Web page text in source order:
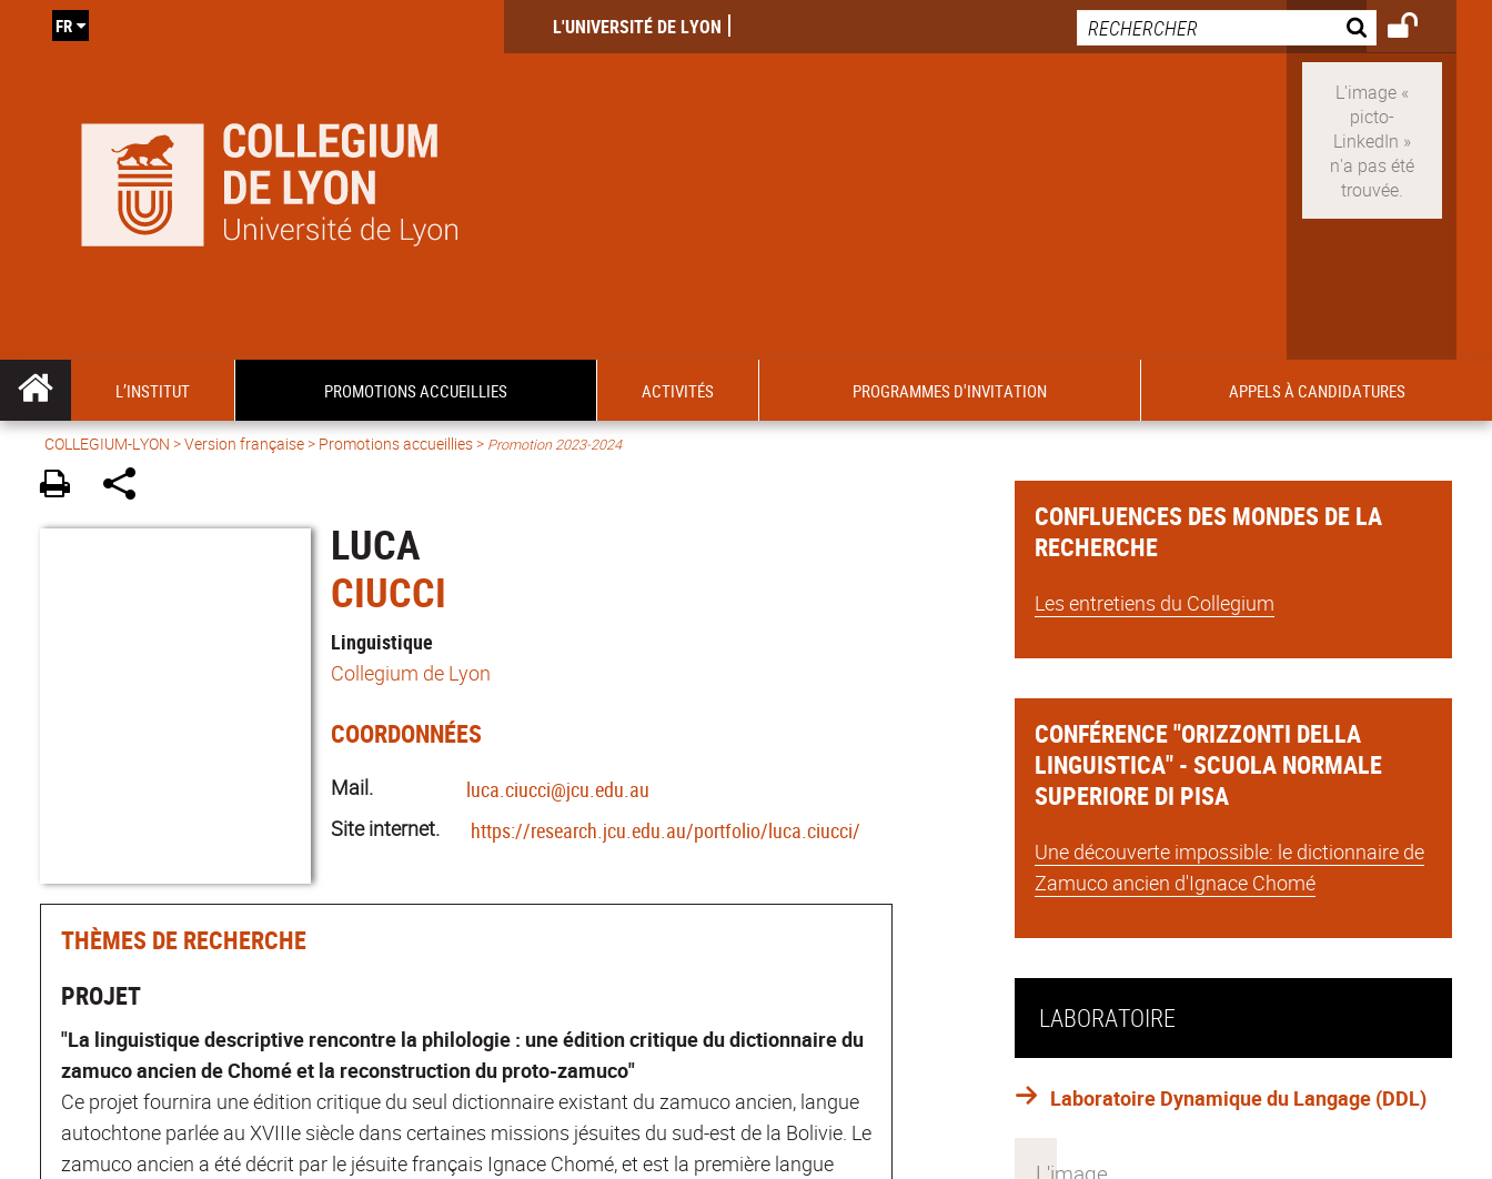
L'UNIVERSITÉ DE LYON
FR
L’INSTITUT PROMOTIONS ACCUEILLIES ACTIVITÉS PROGRAMMES D'INVITATION APPELS À CANDIDATURES
COLLEGIUM-LYON >Version française> Promotions accueillies > Promotion 2023-2024
LUCA
CIUCCI
Linguistique
Collegium de Lyon
COORDONNÉES
Mail.
luca.ciucci@jcu.edu.au
Site internet.
https://research.jcu.edu.au/portfolio/luca.ciucci/
THÈMES DE RECHERCHE
PROJET
"La linguistique descriptive rencontre la philologie : une édition critique du dictionnaire du
zamuco ancien de Chomé et la reconstruction du proto-zamuco"
Ce projet fournira une édition critique du seul dictionnaire existant du zamuco ancien, langue
autochtone parlée au XVIIIe siècle dans certaines missions jésuites du sud-est de la Bolivie. Le
zamuco ancien a été décrit par le jésuite français Ignace Chomé, et est la première langue
CONFLUENCES DES MONDES DE LA
RECHERCHE
Les entretiens du Collegium
CONFÉRENCE "ORIZZONTI DELLA
LINGUISTICA" - SCUOLA NORMALE
SUPERIORE DI PISA
Une découverte impossible: le dictionnaire de
Zamuco ancien d'Ignace Chomé
LABORATOIRE
Laboratoire Dynamique du Langage (DDL)